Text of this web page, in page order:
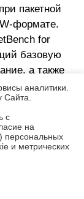
GU405: пример
пакетной
формате.
for
базовую
а также
панорам и
видео.
for
к ним
для
аналитики.
с
на
персональных
и метрических